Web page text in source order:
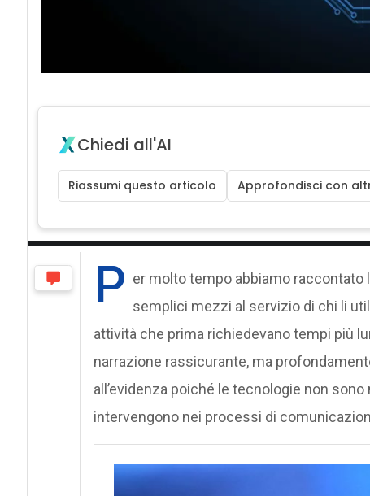
Chiedi all'AI
Riassumi questo articolo Approfondisci con
P er molto tempo abbiamo raccontato
semplici mezzi al servizio di chi li
attività che prima richiedevano tempi più
narrazione rassicurante, ma
all’evidenza poiché le tecnologie non
intervengono nei processi di